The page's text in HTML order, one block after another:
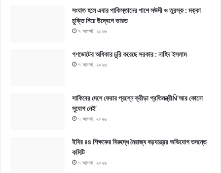
সংঘাত হলে এবার পাকিস্তানের পাশে সউদী ও তুরস্ক : মক্কা
চুক্তি নিয়ে উদ্বেগে ভারত
৭ আগস্ট, ২০২৬
গণভোটের অধিকার চুরি করেছে সরকার : নাহিদ ইসলাম
৭ আগস্ট, ২০২৬
সাকিবের দেশে ফেরার প্রশ্নে ক্রীড়া প্রতিমন্ত্রীÑ‘আর কোনো
সুযোগ নেই’
৭ আগস্ট, ২০২৬
ইবির ৪৪ শিক্ষকের বিরুদ্ধে নৈরাজ্য ষড়যন্ত্রের অভিযোগ তদন্তে
কমিটি
৭ আগস্ট, ২০২৬